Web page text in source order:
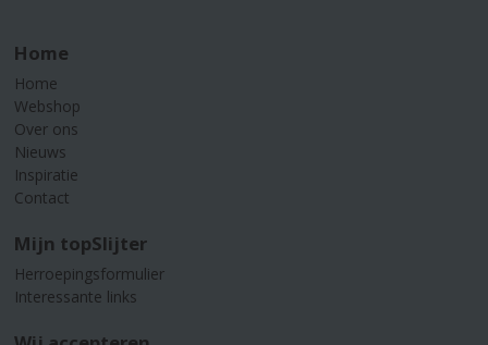
Home
Home
Webshop
Over ons
Nieuws
Inspiratie
Contact
Mijn topSlijter
Herroepingsformulier
Interessante links